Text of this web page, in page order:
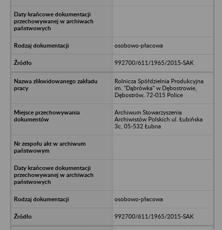
osobowo-płacowa
992700/611/1965/2015-SAK
Rolnicza Spółdzielnia Produkcyjna
im. "Dąbrówka" w Dębostrowie,
Dębostrów, 72-015 Police
Archiwum Stowarzyszenia
Archiwistów Polskich ul. Łubińska
3c, 05-532 Łubna
osobowo-płacowa
992700/611/1965/2015-SAK